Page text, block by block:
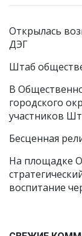
Открылась
ДЭГ
Штаб
В
городского
участников
Бесценная
На площадке
воспитание